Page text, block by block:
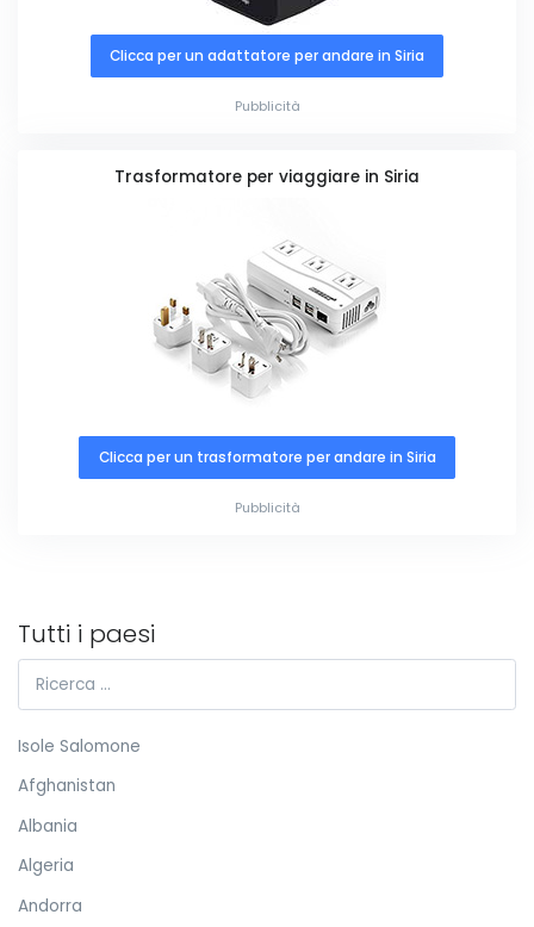
Clicca per un adattatore per andare in Siria
Pubblicità
Trasformatore per viaggiare in Siria
Clicca per un trasformatore per andare in Siria
Pubblicità
Tutti i paesi
Isole Salomone
Afghanistan
Albania
Algeria
Andorra